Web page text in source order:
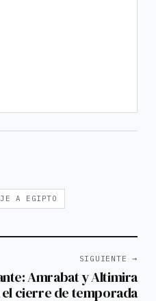
A EGIPTO
SIGUIENTE →
Amrabat y Altimira
el cierre de temporada